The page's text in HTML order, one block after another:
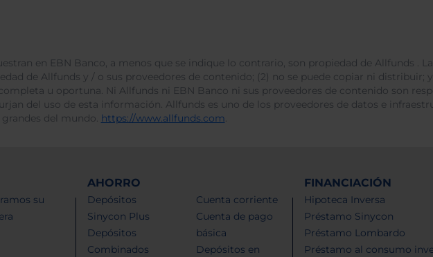
en EBN Banco, a menos que se indique lo contrario, son propiedad de Allfunds .
de Allfunds y / o sus proveedores de contenido; (2) no se puede copiar ni distribuir; y
u oportuna. Ni Allfunds ni EBN Banco ni sus proveedores de contenido son
del uso de esta información. Allfunds es uno de los proveedores de datos e
del mundo. https://www.allfunds.com.
su
AHORRO
Depósitos
Sinycon Plus
Depósitos
Combinados
Cuenta corriente
Cuenta de pago
básica
Depósitos en
FINANCIACIÓN
Hipoteca Inversa
Préstamo Sinycon
Préstamo Lombardo
Préstamo al consumo